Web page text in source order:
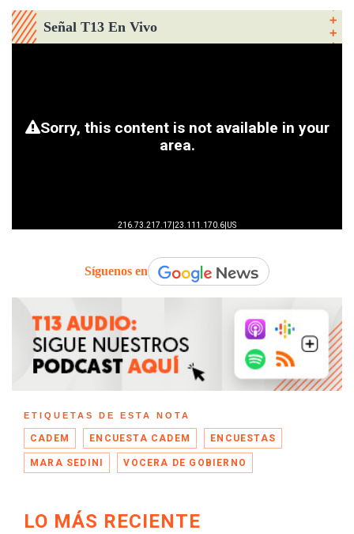
Señal T13 En Vivo
Síguenos en
ETIQUETAS DE ESTA NOTA
CADEM ENCUESTA CADEM ENCUESTAS
MARA SEDINI VOCERA DE GOBIERNO
LO MÁS RECIENTE